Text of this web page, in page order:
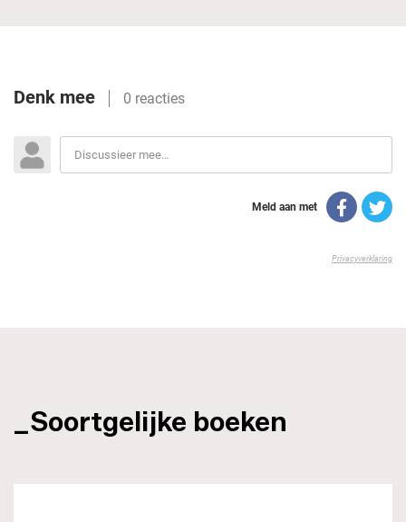
_Soortgelijke boeken